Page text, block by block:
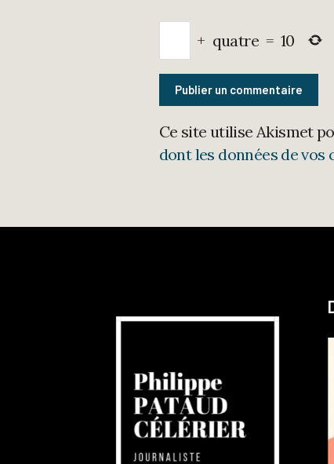
+ quatre = 10
Ce site utilise Akismet
dont les données de